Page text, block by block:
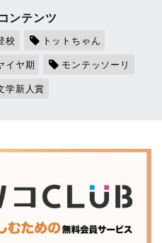
ンテンツ
校
トットちゃん
イヤ期
モンテッソーリ
学新人賞